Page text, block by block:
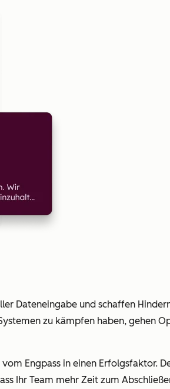
Dateneingabe und schaffen
zu kämpfen haben, gehen
Engpass in einen Erfolgsfaktor.
Ihr Team mehr Zeit zum